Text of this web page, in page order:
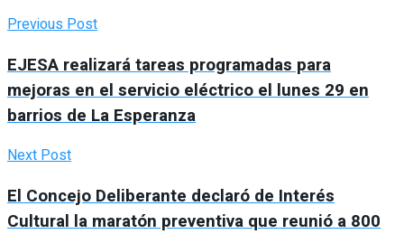
Previous Post
EJESA realizará tareas programadas para
mejoras en el servicio eléctrico el lunes 29 en
barrios de La Esperanza
Next Post
El Concejo Deliberante declaró de Interés
Cultural la maratón preventiva que reunió a 800